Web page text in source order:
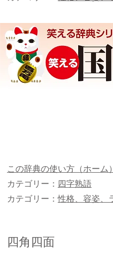
この辞典の使い方（ホーム
カテゴリー： 四字熟語
カテゴリー：性格、容姿、
四角四面